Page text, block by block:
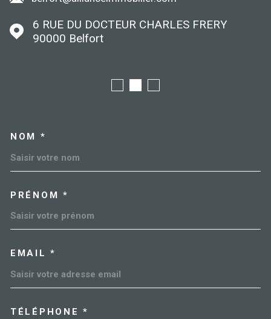
6 RUE DU DOCTEUR CHARLES FRERY
90000
Belfort
NOM *
PRÉNOM *
EMAIL *
TÉLÉPHONE *